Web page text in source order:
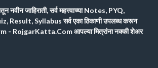
नवीन जाहिराती, सर्व महत्त्वाच्या Notes, PYQ,
Result, Syllabus सर्व एका ठिकाणी उपलब्ध करून
- RojgarKatta.Com आपल्या मित्रांना नक्की शेअर